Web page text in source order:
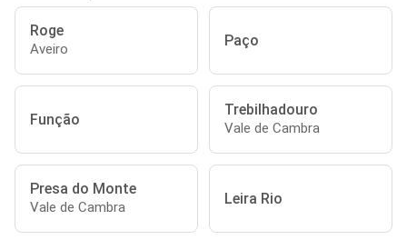
Roge
Aveiro Paço
Função
Trebilhadouro
Vale de Cambra
Presa do Monte
Vale de Cambra Leira Rio